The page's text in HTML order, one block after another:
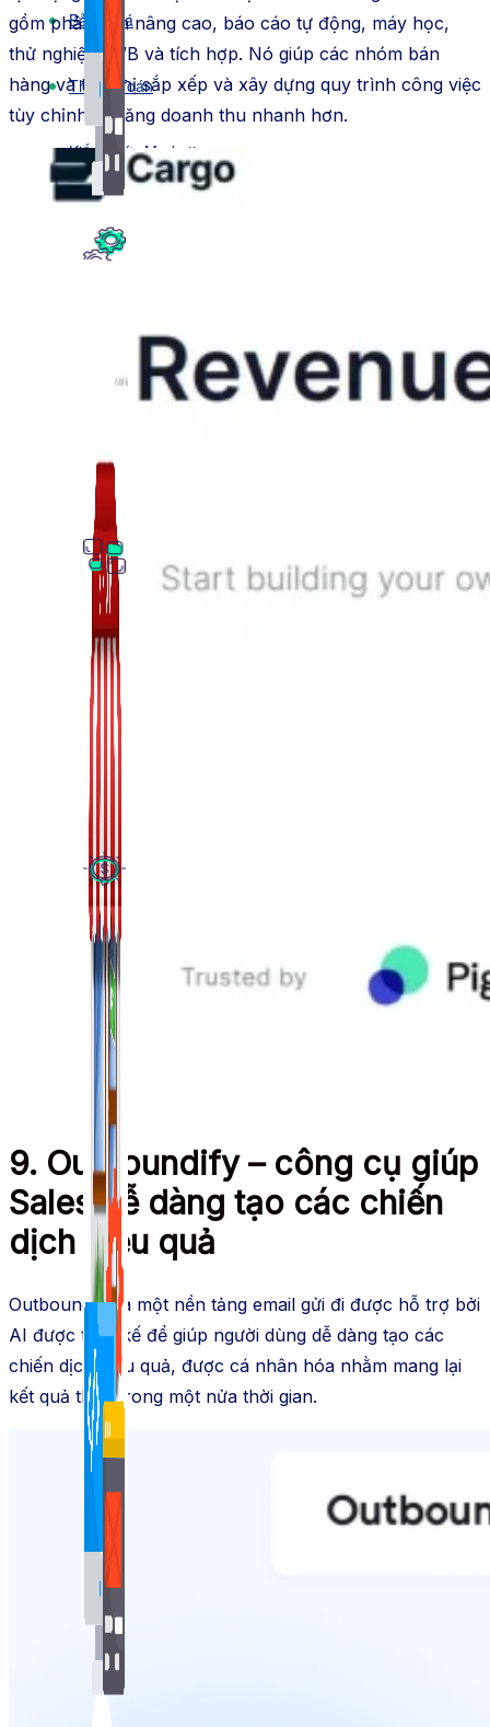
Kiến Thức Website
Bán Hàng Online
2,632 bài viết
New
Bảng Giá
Thanh Toán
Kiến Thức Marketing
Công Cụ Marketing
Thủ Thuật Facebook
536 bài viết
Kiếm Tiền MMO
1,422 bài viết
gồm phân tích nâng cao, báo cáo tự động, máy học,
thử nghiệm A/B và tích hợp. Nó giúp các nhóm bán
hàng và tiếp thị sắp xếp và xây dựng quy trình công việc
tùy chỉnh để tăng doanh thu nhanh hơn.
9. Outboundify – công cụ giúp
Sales dễ dàng tạo các chiến
dịch hiệu quả
Outboundify là một nền tảng email gửi đi được hỗ trợ bởi
AI được thiết kế để giúp người dùng dễ dàng tạo các
chiến dịch hiệu quả, được cá nhân hóa nhằm mang lại
kết quả thực trong một nửa thời gian.